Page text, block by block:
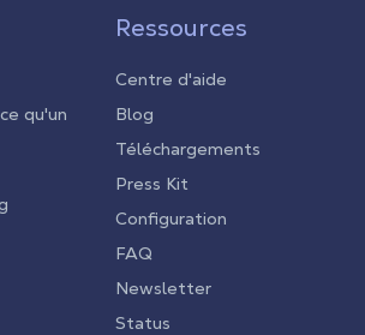
qu'un
Ressources
Centre d'aide
Blog
Téléchargements
Press Kit
Configuration
FAQ
Newsletter
Status